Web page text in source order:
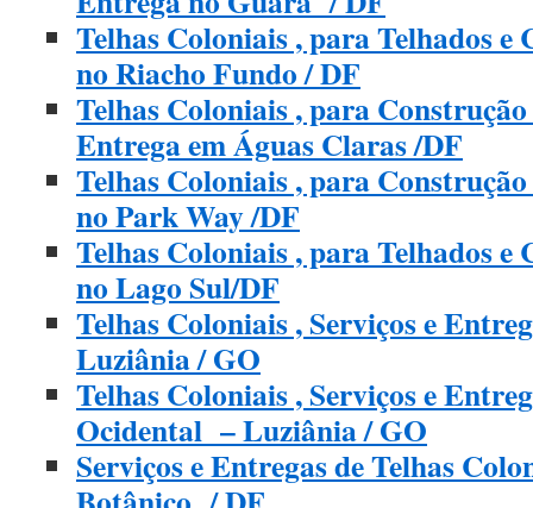
Telhas Coloniais , para Telhados
no Riacho Fundo / DF
Telhas Coloniais , para
Entrega em Águas Claras /DF
Telhas Coloniais , para
no Park Way /DF
Telhas Coloniais , para Telhados
no Lago Sul/DF
Telhas Coloniais , Serviços e
Luziânia / GO
Telhas Coloniais , Serviços e
Ocidental – Luziânia / GO
Serviços e Entregas de Telhas